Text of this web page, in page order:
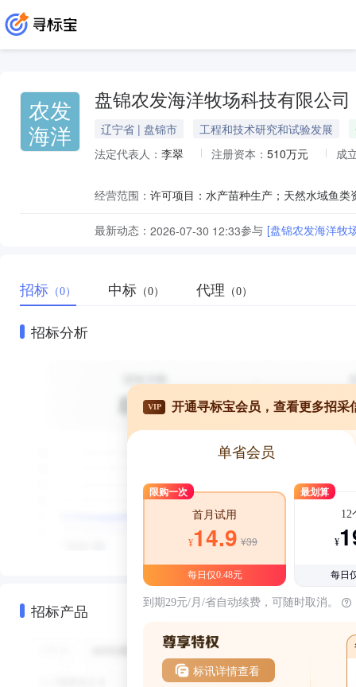
农发
海洋
盘锦农发海洋牧场科技有限公司
辽宁省 | 盘锦市 工程和技术研究和试验发展
法定代表人： 李翠 注册资本： 510万元 成
经营范围：
最新动态： 2026-07-30 12:33参与 [盘锦农发海洋牧
招标 （0） 中标 （0） 代理 （0）
招标分析
招标产品
VIP 开通寻标宝会员，查看更多招采
单省会员
限购一次
首月试用
¥14.9 ¥39
每日仅0.48元
最划算
12
¥
每日
到期29元/月/省自动续费，可随时取消。
标讯详情查看